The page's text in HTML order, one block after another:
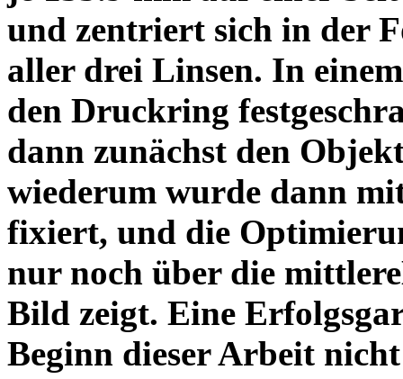
und zentriert sich in der
aller drei Linsen. In
den Druckring
dann zunächst den
wiederum wurde dann
fixiert, und die
nur noch über die
Bild zeigt. Eine
Beginn dieser Arbeit